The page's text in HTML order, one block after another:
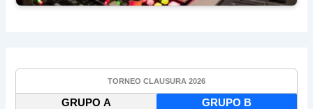
TORNEO CLAUSURA 2026
GRUPO A GRUPO B